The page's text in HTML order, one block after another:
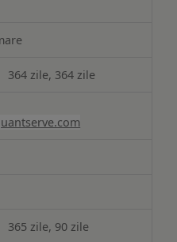
364 zile, 364 zile
365 zile, 90 zile